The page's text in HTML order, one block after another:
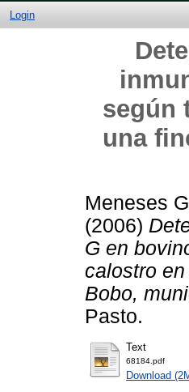
Login
según
una
Meneses
(2006)
G en
calostro
Bobo,
Pasto.
Text
68184.pdf
Download